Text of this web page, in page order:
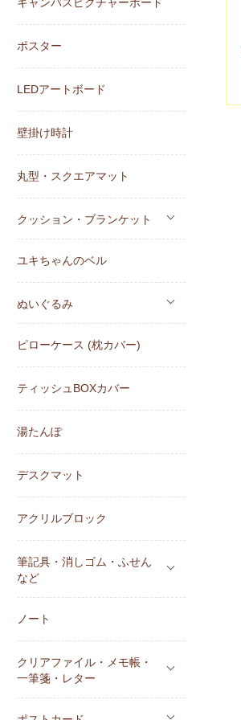
キャンバスピクチャーボード
ポスター
LEDアートボード
壁掛け時計
丸型・スクエアマット
クッション・ブランケット
ユキちゃんのベル
ぬいぐるみ
ピローケース (枕カバー)
ティッシュBOXカバー
湯たんぽ
デスクマット
アクリルブロック
筆記具・消しゴム・ふせん
など
ノート
クリアファイル・メモ帳・
一筆箋・レター